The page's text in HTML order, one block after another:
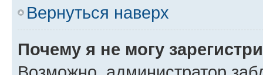
Вернуться наверх
Почему я не могу